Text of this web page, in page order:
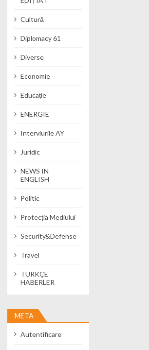
Cultură
Diplomacy 61
Diverse
Economie
Educație
ENERGIE
Interviurile AY
Juridic
NEWS IN
ENGLISH
Politic
Protecția Mediului
Security&Defense
Travel
TÜRKÇE
HABERLER
META
Autentificare